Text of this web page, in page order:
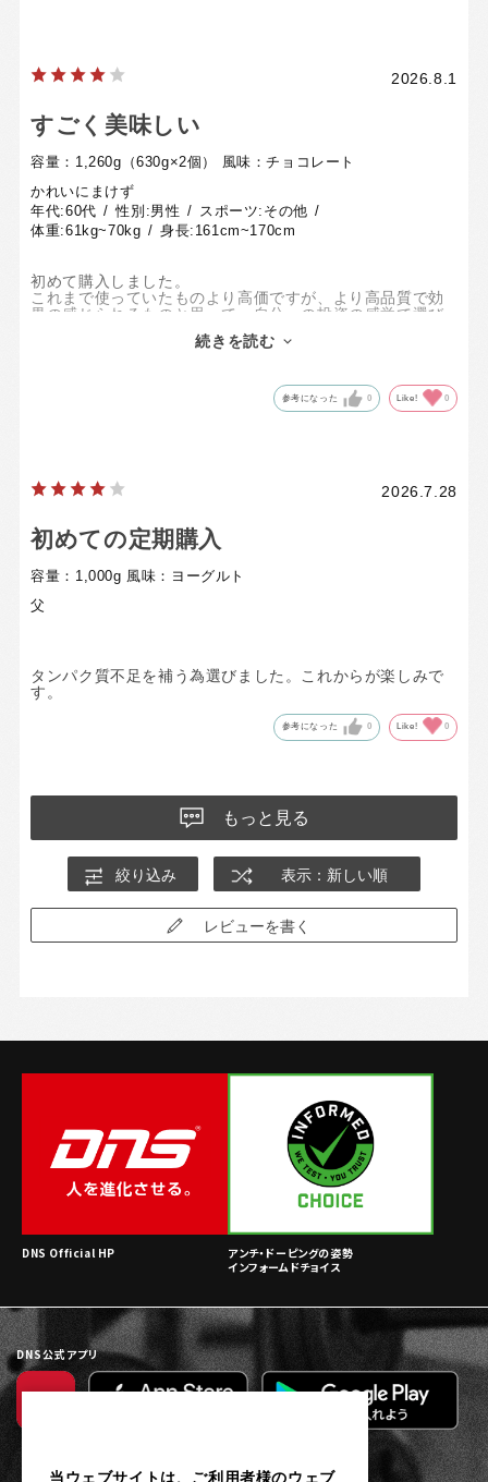
2026.8.1
すごく美味しい
容量：1,260g（630g×2個）
風味：チョコレート
かれいにまけず
年代:60代 性別:男性 スポーツ: その他
体重:61kg~70kg 身長: 161cm~170cm
初めて購入しました。
これまで使っていたものより高価ですが、より高品質で効
果の感じられるものと思って、自分への投資の感覚で選び
効果はまだこれからですが、まずは味がとてもよく、溶け
続きを読む
参考になった 0 Like! 0
2026.7.28
初めての定期購入
容量：1,000g 風味：ヨーグルト
父
タンパク質不足を補う為選びました。これからが楽しみで
す。
参考になった 0 Like! 0
もっと見る
絞り込み 表示：新しい順
レビューを書く
DNS Official HP
アンチ・ドーピングの姿勢
インフォームドチョイス
DNS公式アプリ
当ウェブサイトは、ご利用者様のウェブ